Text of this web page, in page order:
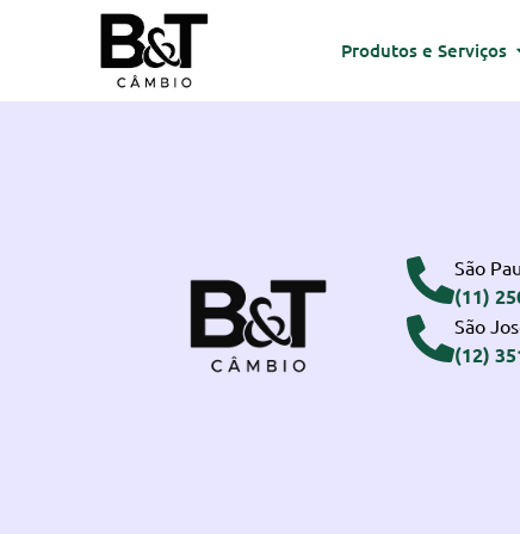
Produtos e Serviços
São
(11)
São
(12)